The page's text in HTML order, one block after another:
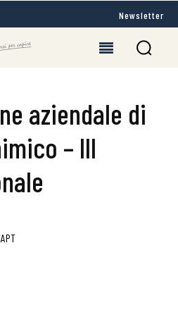
Newsletter
aziendale di
– III